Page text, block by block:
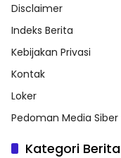
Disclaimer
Indeks Berita
Kebijakan Privasi
Kontak
Loker
Pedoman Media Siber
Kategori Berita